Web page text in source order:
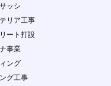
任を持
譲渡、名
使用に
員の故
ッシ
リア工事
ート打設
事業
ング
グ工事